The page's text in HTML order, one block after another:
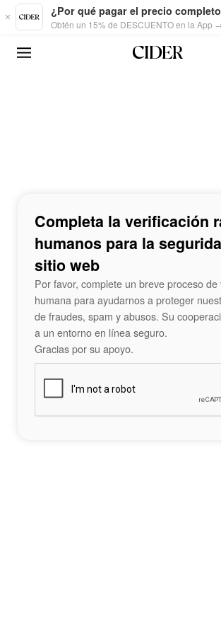
Skip to main content
¿Por qué pagar el precio
Obtén un 15% de DESCUENTO en la App
Completa la verificación
humanos para la
sitio web
Por favor, complete un breve proceso de
humana para ayudarnos a proteger
de fraudes, spam y abusos. Su
a un entorno en línea seguro.
Gracias por su apoyo.